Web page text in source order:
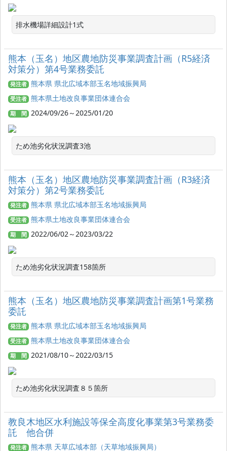
排水機場詳細設計1式
熊本（玉名）地区農地防災事業調査計画（R5経済
対策分）第4号業務委託
発注者 熊本県 県北広域本部玉名地域振興局
受注者 熊本県土地改良事業団体連合会
期 間 2024/09/26～2025/01/20
ため池劣化状況調査3池
熊本（玉名）地区農地防災事業調査計画（R3経済
対策分）第2号業務委託
発注者 熊本県 県北広域本部玉名地域振興局
受注者 熊本県土地改良事業団体連合会
期 間 2022/06/02～2023/03/22
ため池劣化状況調査158箇所
熊本（玉名）地区農地防災事業調査計画第1号業務
委託
発注者 熊本県 県北広域本部玉名地域振興局
受注者 熊本県土地改良事業団体連合会
期 間 2021/08/10～2022/03/15
ため池劣化状況調査８５箇所
教良木地区水利施設等保全高度化事業第3号業務委
託 他合併
発注者 熊本県 天草広域本部（天草地域振興局）